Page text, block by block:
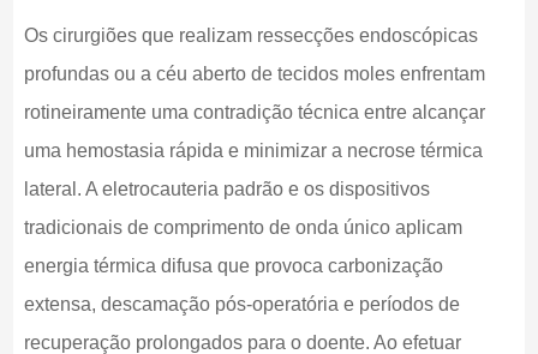
Os cirurgiões que realizam ressecções endoscópicas
profundas ou a céu aberto de tecidos moles enfrentam
rotineiramente uma contradição técnica entre alcançar
uma hemostasia rápida e minimizar a necrose térmica
lateral. A eletrocauteria padrão e os dispositivos
tradicionais de comprimento de onda único aplicam
energia térmica difusa que provoca carbonização
extensa, descamação pós-operatória e períodos de
recuperação prolongados para o doente. Ao efetuar